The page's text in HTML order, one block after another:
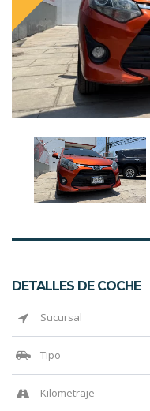
DETALLES DE COCHE
Sucursal
Tipo
Kilometraje